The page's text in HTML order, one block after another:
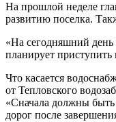
На прошлой неделе
развитию поселка.
«На сегодняшний день
планирует
Что касается
от Тепловского
«Сначала должны быть
дорог после